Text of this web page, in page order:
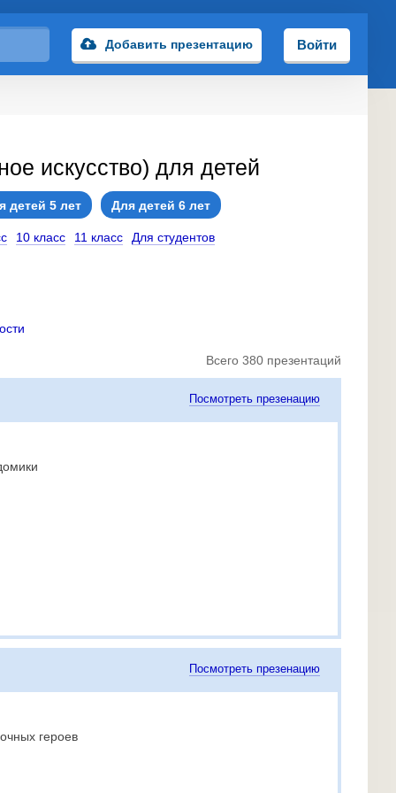
Добавить презентацию Войти
искусство) для детей
детей 5 лет Для детей 6 лет
10 класс 11 класс Для студентов
Всего 380 презентаций
Посмотреть презенацию
Посмотреть презенацию
героев